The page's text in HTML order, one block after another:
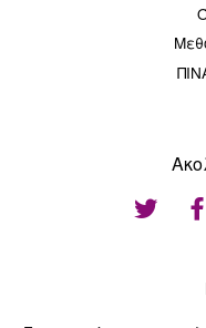
Twitter